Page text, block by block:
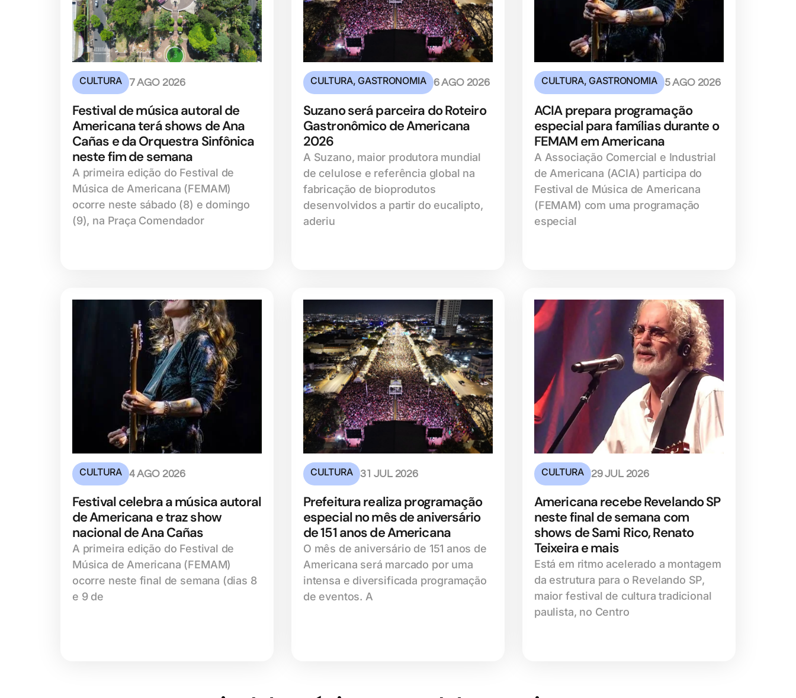
CULTURA 7 AGO 2026
Festival de música autoral de
Americana terá shows de Ana
Cañas e da Orquestra Sinfônica
neste fim de semana
A primeira edição do Festival de
Música de Americana (FEMAM)
ocorre neste sábado (8) e domingo
(9), na Praça Comendador
CULTURA, GASTRONOMIA 6 AGO 2026
Suzano será parceira do Roteiro
Gastronômico de Americana
2026
A Suzano, maior produtora mundial
de celulose e referência global na
fabricação de bioprodutos
desenvolvidos a partir do eucalipto,
aderiu
CULTURA, GASTRONOMIA 5 AGO 2026
ACIA prepara programação
especial para famílias durante o
FEMAM em Americana
A Associação Comercial e Industrial
de Americana (ACIA) participa do
Festival de Música de Americana
(FEMAM) com uma programação
especial
CULTURA 4 AGO 2026
Festival celebra a música autoral
de Americana e traz show
nacional de Ana Cañas
A primeira edição do Festival de
Música de Americana (FEMAM)
ocorre neste final de semana (dias 8
e 9 de
CULTURA 31 JUL 2026
Prefeitura realiza programação
especial no mês de aniversário
de 151 anos de Americana
O mês de aniversário de 151 anos de
Americana será marcado por uma
intensa e diversificada programação
de eventos. A
CULTURA 29 JUL 2026
Americana recebe Revelando SP
neste final de semana com
shows de Sami Rico, Renato
Teixeira e mais
Está em ritmo acelerado a montagem
da estrutura para o Revelando SP,
maior festival de cultura tradicional
paulista, no Centro